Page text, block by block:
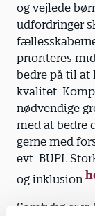
og vejlede
udfordringer
prioriteres
bedre på til at
kvalitet.
nødvendige
med at bedre
gerne med
evt. BUPL
og inklusion
Samtidig er vi